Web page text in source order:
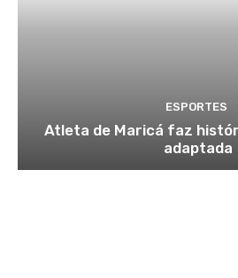
ESPORTES
Atleta de Maricá faz
adaptada